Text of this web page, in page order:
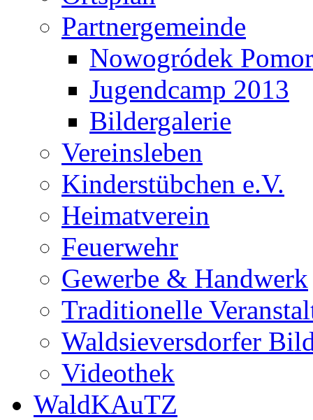
Partnergemeinde
Nowogródek
Jugendcamp 2013
Bildergalerie
Vereinsleben
Kinderstübchen e.V.
Heimatverein
Feuerwehr
Gewerbe & Handwerk
Traditionelle
Waldsieversdorfer
Videothek
WaldKAuTZ